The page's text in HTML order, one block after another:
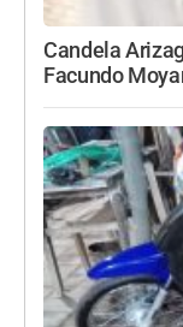
Candela
Facundo